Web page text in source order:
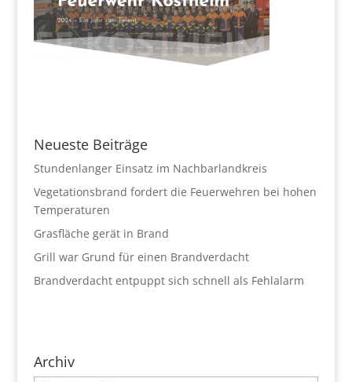
Neueste Beiträge
Stundenlanger Einsatz im Nachbarlandkreis
Vegetationsbrand fordert die Feuerwehren bei hohen
Temperaturen
Grasfläche gerät in Brand
Grill war Grund für einen Brandverdacht
Brandverdacht entpuppt sich schnell als Fehlalarm
Archiv